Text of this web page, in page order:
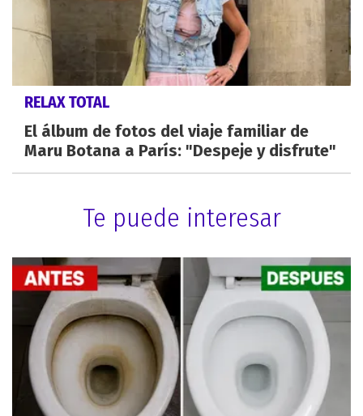
RELAX TOTAL
El álbum de fotos del viaje familiar de
Maru Botana a París: "Despeje y disfrute"
Te puede interesar